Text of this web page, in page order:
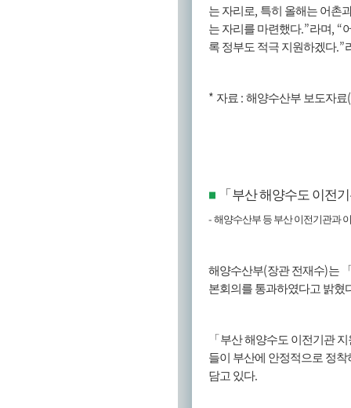
는 자리로, 특히 올해는 어촌
는 자리를 마련했다.”라며, “
록 정부도 적극 지원하겠다.”
* 자료 : 해양수산부 보도자료
■ 「 부산 해양수도 이전
- 해양수산부 등 부산 이전기관과
해양수산부(장관 전재수)는
본회의를 통과하였다고 밝혔
「 부산 해양수도 이전기관
들이 부산에 안정적으로 정
담고 있다.